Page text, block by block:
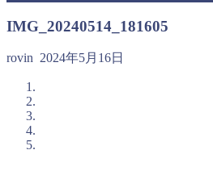
IMG_20240514_181605
rovin 2024年5月16日